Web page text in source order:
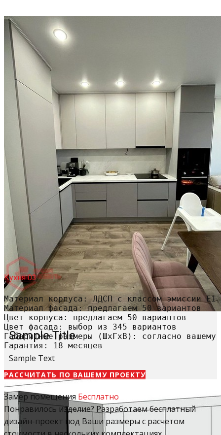
Sample Title
Sample Text
Кухня 03
Материал корпуса: ЛДСП с классом эмиссии Е1
Материал фасада: предлагаем 50 вариантов
Цвет корпуса: предлагаем 50 вариантов
Цвет фасада: выбор из 345 вариантов
Габаритные размеры (ШхГхВ): согласно вашему
Гарантия: 18 месяцев
РАССЧИТАТЬ​ ПО ВАШЕМУ ПРОЕКТУ
Замер помещения Бесплатно
Понравилось изделие? Разработаем бесплатный
дизайн-проект под Ваши размеры с расчетом